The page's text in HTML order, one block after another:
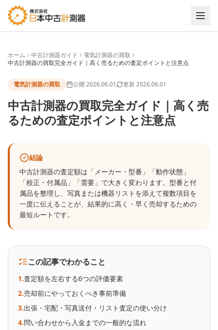
ホーム 中古計測器ガイド
電気計測器の買取
中古計測器の買取完全ガイド｜高く売るための査定ポイントと注意点
電気計測器の買取 公開 2026.06.01 更新2026.06.01
中古計測器の買取完全ガイド｜高く売
るための査定ポイントと注意点
結論
中古計測器の査定額は「メーカー・型番」「動作状態」
「校正・付属品」「需要」で大きく変わります。型番と付
属品を整理し、写真または機器リストを添えて複数項目を
一度に伝えることが、結果的に高く・早く売却するための
最短ルートです。
この記事でわかること
1.査定額を左右する6つの評価要素
2.売却前にやっておくべき事前準備
3.出張・宅配・写真送付・リスト査定の使い分け
4.問い合わせから入金までの一般的な流れ